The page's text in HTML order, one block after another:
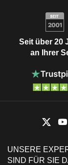
Seit über 20
an Ihrer
UNSERE
SIND FÜR SIE